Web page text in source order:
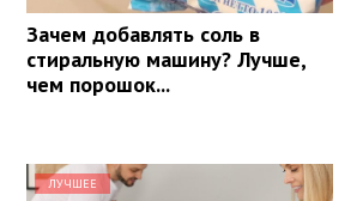
Зачем добавлять соль в
стиральную машину? Лучше,
чем порошок...
ЛУЧШЕЕ